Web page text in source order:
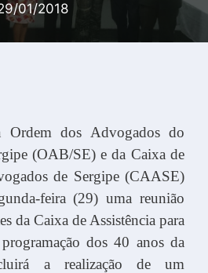
01/2018
Ordem dos Advogados do
(OAB/SE) e da Caixa de
de Sergipe (CAASE)
feira (29) uma reunião
da Caixa de Assistência para
dos 40 anos da
a realização de um